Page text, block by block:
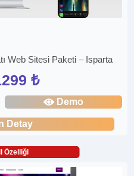
Web Sitesi Paketi – Isparta
₺
Demo
Detay
Özelliği